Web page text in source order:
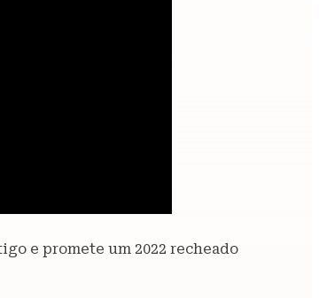
e promete um 2022 recheado